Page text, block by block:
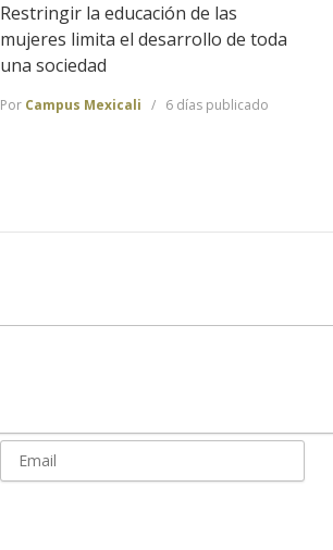
Restringir la educación de las
mujeres limita el desarrollo de toda
una sociedad
Por Campus Mexicali 6 días publicado